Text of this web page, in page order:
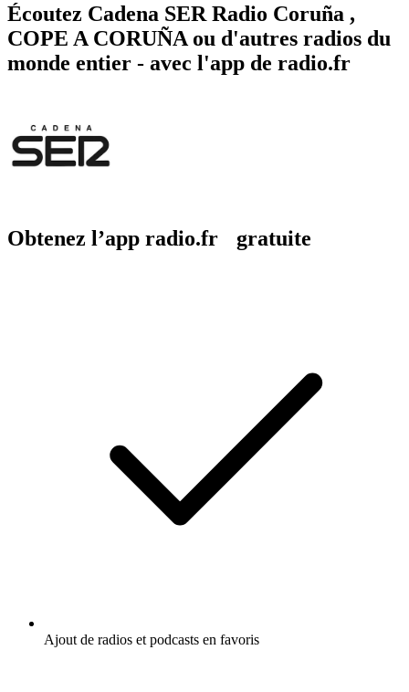
Écoutez Cadena SER Radio Coruña ,
COPE A CORUÑA ou d'autres radios du
monde entier - avec l'app de radio.fr
Obtenez l’app radio.fr gratuite
Ajout de radios et podcasts en favoris